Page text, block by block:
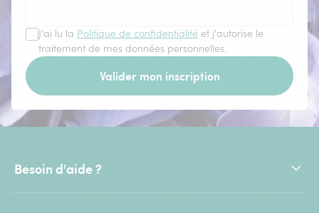
J'ai lu la Politique de confidentialité et j'autorise le
traitement de mes données personnelles.
Valider mon inscription
Besoin d'aide ?